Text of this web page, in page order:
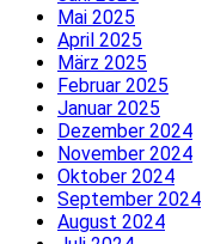
Mai 2025
April 2025
März 2025
Februar 2025
Januar 2025
Dezember 2024
November 2024
Oktober 2024
September 2024
August 2024